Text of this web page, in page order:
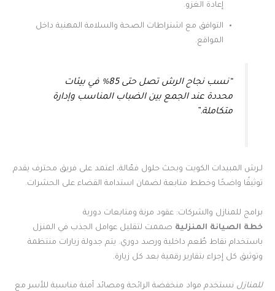
إعادة الغزو.
التوافق مع اشتراطات الصحة والسلامة المهنية داخل
المواقع.
“نسب نجاح الرش تصل حتى 85% في بيئات
محددة عند الجمع بين الضباب المناسب وإدارة
متكاملة.”
لـرش المبيدات الكويت وبحث حلول فعّالة، اعتمد على فريق محترف يقدم
توثيقًا واضحًا وخطط متابعة لضمان استدامة القضاء على الحشرات.
برامج للمنازل والشركات: عقود مرنة ومتابعات دورية
خطة الصيانة المنزلية صممت لتقليل عوامل الجذب في المنزل
باستخدام نقاط طُعم داخلية ورصد دوري. يتم جدولة زيارات منتظمة
وتوثيق كل إجراء بتقارير رقمية بعد كل زيارة.
للمنازل نستخدم مواد منخفضة الرائحة ومصائد آمنة مناسبة للأسر مع